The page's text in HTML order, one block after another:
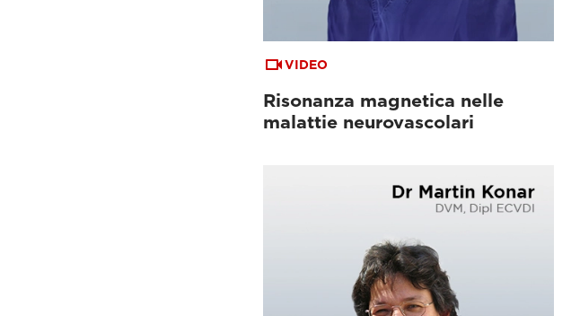
VIDEO
Risonanza magnetica nelle
malattie neurovascolari